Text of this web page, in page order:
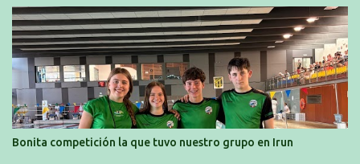
sábado por la tarde a las 16:30. Por otro lado, otro grupo pequeño actuará
en el polideportivo Antzizar de Beasain en el XXIIIº memorial Leire
Contreras , en una mañana popular festiva organizada por el club Igartza.
Las pruebas empezarán a las 10:30, a las 11:30 habrá pruebas populares
australianas y después habrá un almuerzo para todos y todas las
participantes. Toda la información sobre convocatorias y competiciones la
encontraréis en nuestra web, en el siguiente enlace:
https://www.es.buruntzaldeaikt.eus/competici%C3%B3n/egutegia#h.9xisch
p06awl ¡Mucha suert...
Bonita competición la que tuvo nuestro grupo en Irun